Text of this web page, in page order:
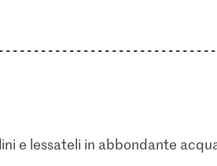
e lessateli in abbondante